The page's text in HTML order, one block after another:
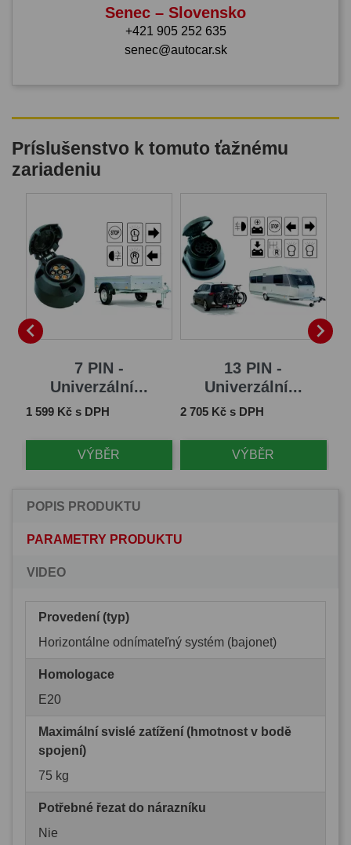
Senec – Slovensko
+421 905 252 635
senec@autocar.sk
Príslušenstvo k tomuto ťažnému
zariadeniu

7 PIN -
Univerzální...
Cena
1 599 Kč s DPH
VÝBĚR
13 PIN -
Univerzální...
Cena
2 705 Kč s DPH
VÝBĚR

POPIS PRODUKTU
PARAMETRY PRODUKTU
VIDEO
Provedení (typ)
Horizontálne odnímateľný systém (bajonet)
Homologace
E20
Maximální svislé zatížení (hmotnost v bodě
spojení)
75 kg
Potřebné řezat do nárazníku
Nie